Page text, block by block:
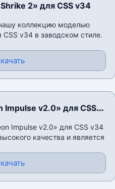
2» для CSS v34
коллекцию моделью
CSS v34 в заводском стиле.
v2.0» для CSS
Impulse v2.0» для CSS v34
качества и является